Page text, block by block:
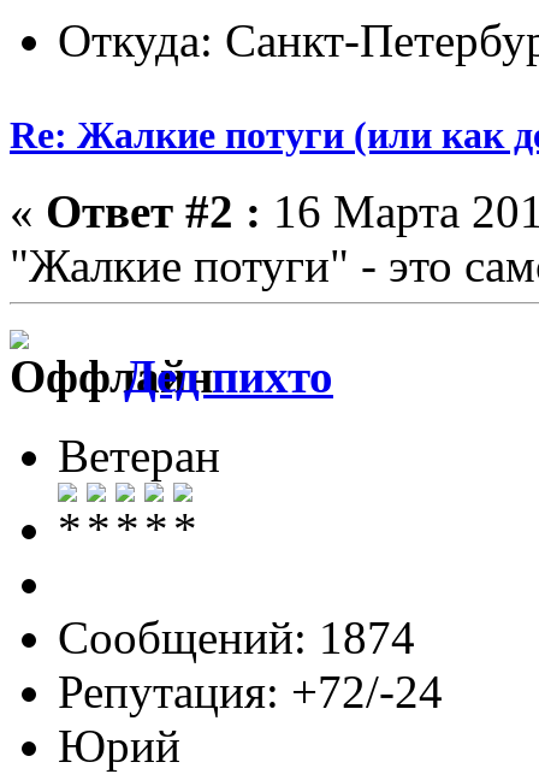
Откуда: Санкт-
Re: Жалкие потуги (или как
« Ответ #2 : 16 Марта
"Жалкие потуги" - это
Дед пихто
Ветеран
Сообщений: 1874
Репутация: +72/-24
Юрий